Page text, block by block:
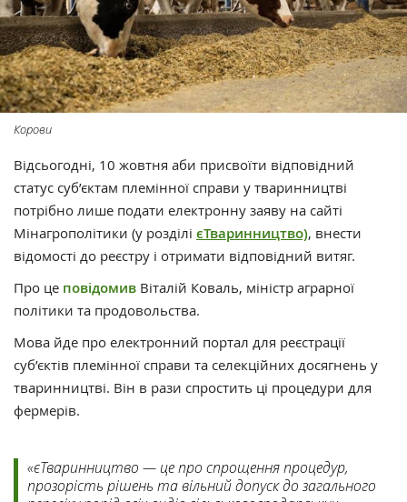
Корови
Відсьогодні, 10 жовтня аби присвоїти відповідний
статус суб’єктам племінної справи у тваринництві
потрібно лише подати електронну заяву на сайті
Мінагрополітики (у розділі єТваринництво), внести
відомості до реєстру і отримати відповідний витяг.
Про це повідомив Віталій Коваль, міністр аграрної
політики та продовольства.
Мова йде про електронний портал для реєстрації
суб’єктів племінної справи та селекційних досягнень у
тваринництві. Він в рази спростить ці процедури для
фермерів.
«єТваринництво — це про спрощення процедур,
прозорість рішень та вільний допуск до загального